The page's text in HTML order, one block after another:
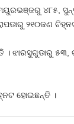
୪୮୫,
୨୧୦ଜଣ
ଝାରସୁଗୁଡାରୁ
ହୋଇଛନ୍ତି ।